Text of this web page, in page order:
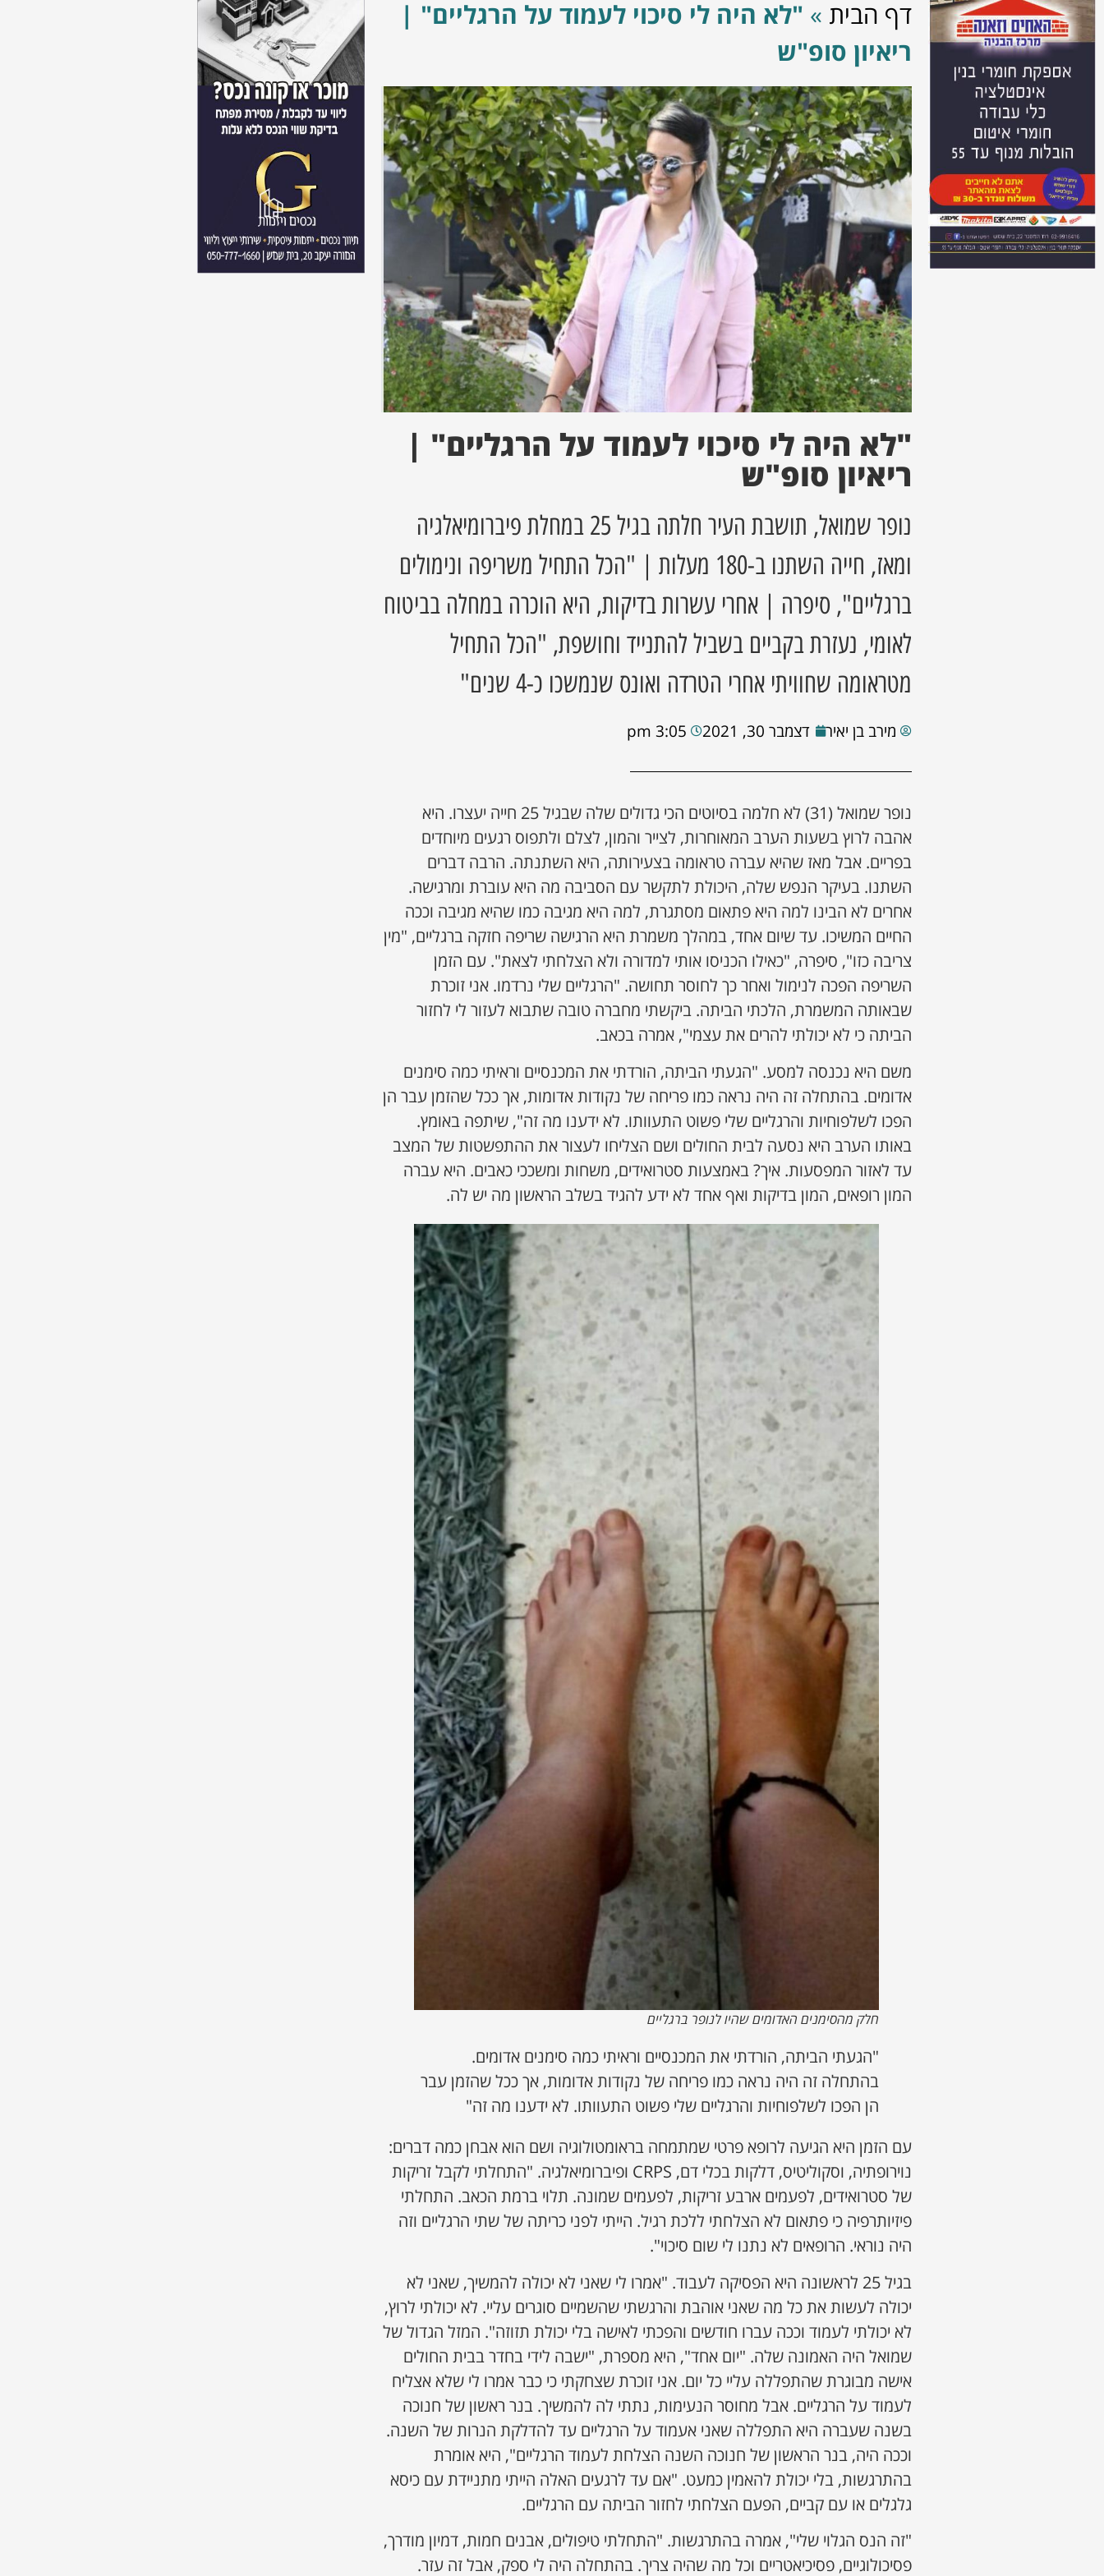
דף הבית » "לא היה לי סיכוי לעמוד על הרגליים" |
ריאיון סופ"ש
"לא היה לי סיכוי לעמוד על הרגליים" |
ריאיון סופ"ש
נופר שמואל, תושבת העיר חלתה בגיל 25 במחלת פיברומיאלגיה
ומאז, חייה השתנו ב-180 מעלות | "הכל התחיל משריפה ונימולים
ברגליים", סיפרה | אחרי עשרות בדיקות, היא הוכרה במחלה בביטוח
לאומי, נעזרת בקביים בשביל להתנייד וחושפת, "הכל התחיל
מטראומה שחוויתי אחרי הטרדה ואונס שנמשכו כ-4 שנים"
מירב בן יאיר דצמבר 30, 2021 3:05 pm
נופר שמואל (31) לא חלמה בסיוטים הכי גדולים שלה שבגיל 25 חייה יעצרו. היא
אהבה לרוץ בשעות הערב המאוחרות, לצייר והמון, לצלם ולתפוס רגעים מיוחדים
בפריים. אבל מאז שהיא עברה טראומה בצעירותה, היא השתנתה. הרבה דברים
השתנו. בעיקר הנפש שלה, היכולת לתקשר עם הסביבה מה היא עוברת ומרגישה.
אחרים לא הבינו למה היא פתאום מסתגרת, למה היא מגיבה כמו שהיא מגיבה וככה
החיים המשיכו. עד שיום אחד, במהלך משמרת היא הרגישה שריפה חזקה ברגליים, "מין
צריבה כזו", סיפרה, "כאילו הכניסו אותי למדורה ולא הצלחתי לצאת". עם הזמן
השריפה הפכה לנימול ואחר כך לחוסר תחושה. "הרגליים שלי נרדמו. אני זוכרת
שבאותה המשמרת, הלכתי הביתה. ביקשתי מחברה טובה שתבוא לעזור לי לחזור
הביתה כי לא יכולתי להרים את עצמי", אמרה בכאב.
משם היא נכנסה למסע. "הגעתי הביתה, הורדתי את המכנסיים וראיתי כמה סימנים
אדומים. בהתחלה זה היה נראה כמו פריחה של נקודות אדומות, אך ככל שהזמן עבר הן
הפכו לשלפוחיות והרגליים שלי פשוט התעוותו. לא ידענו מה זה", שיתפה באומץ.
באותו הערב היא נסעה לבית החולים ושם הצליחו לעצור את ההתפשטות של המצב
עד לאזור המפסעות. איך? באמצעות סטרואידים, משחות ומשככי כאבים. היא עברה
המון רופאים, המון בדיקות ואף אחד לא ידע להגיד בשלב הראשון מה יש לה.
חלק מהסימנים האדומים שהיו לנופר ברגליים
"הגעתי הביתה, הורדתי את המכנסיים וראיתי כמה סימנים אדומים.
בהתחלה זה היה נראה כמו פריחה של נקודות אדומות, אך ככל שהזמן עבר
הן הפכו לשלפוחיות והרגליים שלי פשוט התעוותו. לא ידענו מה זה"
עם הזמן היא הגיעה לרופא פרטי שמתמחה בראומטולוגיה ושם הוא אבחן כמה דברים:
נוירופתיה, וסקוליטיס, דלקות בכלי דם, CRPS ופיברומיאלגיה. "התחלתי לקבל זריקות
של סטרואידים, לפעמים ארבע זריקות, לפעמים שמונה. תלוי ברמת הכאב. התחלתי
פיזיותרפיה כי פתאום לא הצלחתי ללכת רגיל. הייתי לפני כריתה של שתי הרגליים וזה
היה נוראי. הרופאים לא נתנו לי שום סיכוי".
בגיל 25 לראשונה היא הפסיקה לעבוד. "אמרו לי שאני לא יכולה להמשיך, שאני לא
יכולה לעשות את כל מה שאני אוהבת והרגשתי שהשמיים סוגרים עליי. לא יכולתי לרוץ,
לא יכולתי לעמוד וככה עברו חודשים והפכתי לאישה בלי יכולת תזוזה". המזל הגדול של
שמואל היה האמונה שלה. "יום אחד", היא מספרת, "ישבה לידי בחדר בבית החולים
אישה מבוגרת שהתפללה עליי כל יום. אני זוכרת שצחקתי כי כבר אמרו לי שלא אצליח
לעמוד על הרגליים. אבל מחוסר הנעימות, נתתי לה להמשיך. בנר ראשון של חנוכה
בשנה שעברה היא התפללה שאני אעמוד על הרגליים עד להדלקת הנרות של השנה.
וככה היה, בנר הראשון של חנוכה השנה הצלחת לעמוד הרגליים", היא אומרת
בהתרגשות, בלי יכולת להאמין כמעט. "אם עד לרגעים האלה הייתי מתניידת עם כיסא
גלגלים או עם קביים, הפעם הצלחתי לחזור הביתה עם הרגליים.
"זה הנס הגלוי שלי", אמרה בהתרגשות. "התחלתי טיפולים, אבנים חמות, דמיון מודרך,
פסיכולוגיים, פסיכיאטריים וכל מה שהיה צריך. בהתחלה היה לי ספק, אבל זה עזר.